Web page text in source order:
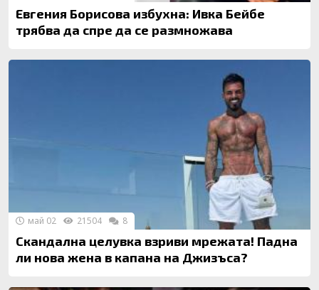
Евгения Борисова избухна: Ивка Бейбе
трябва да спре да се размножава
Скандална целувка взриви мрежата! Падна
ли нова жена в капана на Джизъса?
май 02 21504 8